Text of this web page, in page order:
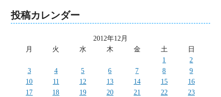
投稿カレンダー
2012年12月
月
火 水 木 金 土
日
1
2
3
4 5 6 7 8
9
10
11 12 13 14 15
16
17
18 19 20 21 22
23